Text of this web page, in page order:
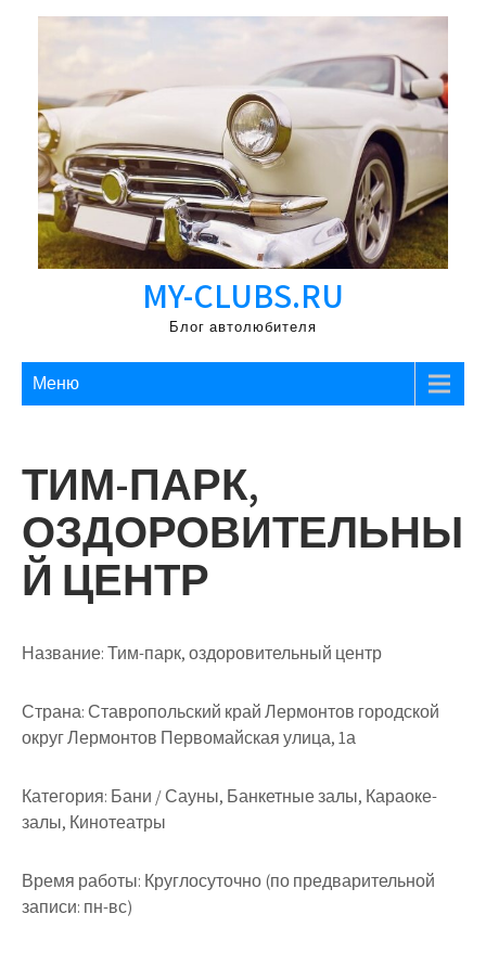
Перейти
MY-CLUBS.RU
Блог автолюбителя
Меню
ТИМ-ПАРК,
ОЗДОРОВИТЕЛЬНЫ
Й ЦЕНТР
Название:Тим-парк, оздоровительный центр
Страна:Ставропольский край Лермонтов городской
округ Лермонтов Первомайская улица, 1а
Категория: Бани / Сауны, Банкетные залы, Караоке-
залы, Кинотеатры
Время работы: Круглосуточно (по предварительной
записи: пн-вс)